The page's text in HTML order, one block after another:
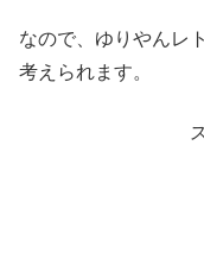
なので、ゆりやんレ
考えられます。